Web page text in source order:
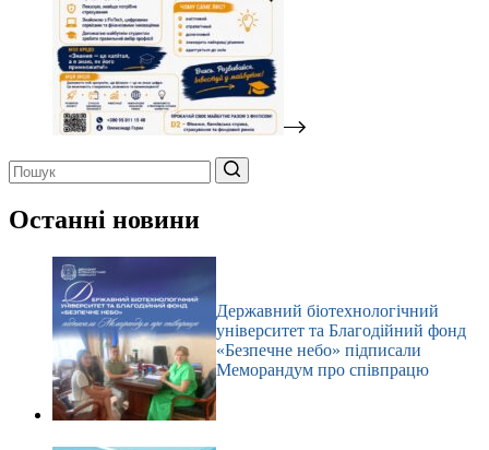
результатів
Останні новини
Державний біотехнологічний
університет та Благодійний фонд
«Безпечне небо» підписали
Меморандум про співпрацю